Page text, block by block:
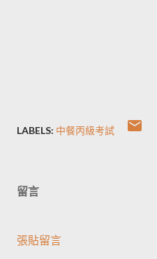
LABELS: 中餐丙級考試
留言
張貼留言